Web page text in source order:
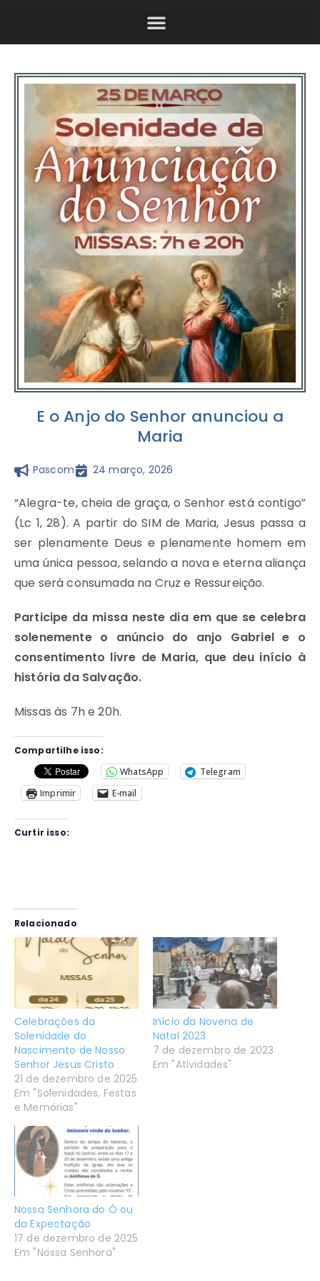
E o Anjo do Senhor anunciou a
Maria
Pascom 24 março, 2026
“Alegra-te, cheia de graça, o Senhor está contigo”
(Lc 1, 28). A partir do SIM de Maria, Jesus passa a
ser plenamente Deus e plenamente homem em
uma única pessoa, selando a nova e eterna aliança
que será consumada na Cruz e Ressureição.
Participe da missa neste dia em que se celebra
solenemente o anúncio do anjo Gabriel e o
consentimento livre de Maria, que deu início à
história da Salvação.
Missas às 7h e 20h.
Compartilhe isso:
WhatsApp
Telegram
Imprimir
E-mail
Curtir isso:
Relacionado
Celebrações da
Solenidade do
Nascimento de Nosso
Senhor Jesus Cristo
21 de dezembro de 2025
Em "Solenidades, Festas
e Memórias"
Início da Novena de
Natal 2023
7 de dezembro de 2023
Em "Atividades"
Nossa Senhora do Ó ou
da Expectação
17 de dezembro de 2025
Em "Nossa Senhora"